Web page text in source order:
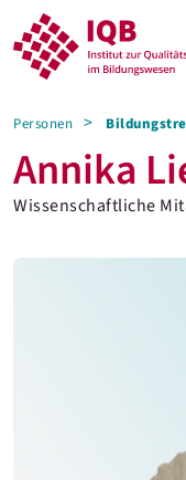
Personen
Annika
Wissenschaftliche